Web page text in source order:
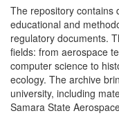
The repository contains
educational and
regulatory documents.
fields: from aerospace
computer science to
ecology. The archive
university, including
Samara State